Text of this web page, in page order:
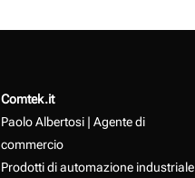
Comtek.it
Paolo Albertosi | Agente di
commercio
Prodotti di automazione industriale